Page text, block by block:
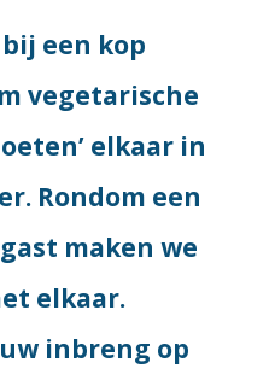
een kop
vegetarische
elkaar in
Rondom een
maken we
elkaar.
inbreng op